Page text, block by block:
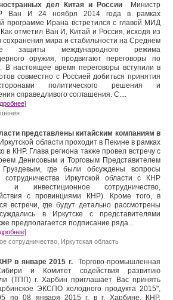
дел Китая и России Министр
Ван И 24 ноября 2014 года в рамках
программе Ирана встретился с главой МИД
отметил Ван И, Китай и Россия, исходя из
сохранения мира и стабильности на Среднем
защиты международного режима
оружия, продвигают переговоры по
В настоящее время переговоры вступили в
совместно с Россией добиться принятия
политического решения и
справедливого соглашения. С....
представлены китайским компаниям в
области проходит в Пекине в рамках
в КНР. Глава региона также провел встречу с
Денисовым и Торговым Представителем
где были обсуждены вопросы
сотрудничества Иркутской области с КНР
и инвестиционное сотрудничество,
с провинциями КНР). Кроме того, в
встречи, где будут детально рассмотрены
в Иркутске с представителями
предполагается подписание ряда...
сотрудничество Иркутская область
в январе 2015 г.Торгово-промышленная
и Комитет содействия развитию
(ТПП) г. Харбин приглашает Вас принять
ЭКСПО холодного продукта 2015",
по 08 января 2015 г. в г. Харбине, КНР.